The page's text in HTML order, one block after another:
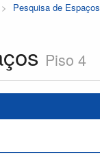
Pesquisa de Espaços
Piso 4